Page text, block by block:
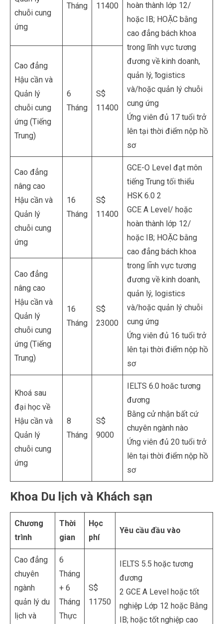
chuỗi cung
ứng
Tháng
11400
hoàn thành lớp 12/
hoặc IB; HOẶC bằng
cao đẳng bách khoa
trong lĩnh vực tương
đương về kinh doanh,
quản lý, ̃logistics
và/hoặc quản lý chuỗi
cung ứng
Ứng viên đủ 17 tuổi trở
lên tại thời điểm nộp hồ
sơ
Cao đẳng
Hậu cần và
Quản lý
chuỗi cung
ứng (Tiếng
Trung)
6
Tháng
S$
11400
Cao đẳng
nâng cao
Hậu cần và
Quản lý
chuỗi cung
ứng
16
Tháng
S$
11400
GCE-O Level đạt môn
tiếng Trung tối thiểu
HSK 6.0 2
GCE A Level/ hoặc
hoàn thành lớp 12/
hoặc IB; HOẶC bằng
cao đẳng bách khoa
trong lı̃nh vực tương
đương về kinh doanh,
quản lý, logistics
và/hoặc quản lý chuỗi
cung ứng
Ứng viên đủ 16 tuổi trở
lên tại thời điểm nộp hồ
sơ
Cao đẳng
nâng cao
Hậu cần và
Quản lý
chuỗi cung
ứng (Tiếng
Trung)
16
Tháng
S$
23000
Khoá sau
đại học về
Hậu cần và
Quản lý
chuỗi cung
ứng
8
Tháng
S$
9000
IELTS 6.0 hoăc tương
đương
Bằng cử nhận bất cứ
chuyên ngành nào
Ứng viên đủ 20 tuổi trở
lên tại thời điểm nộp hồ
sơ
Khoa Du lịch và Khách sạn
Chương
trình
Thời
gian
Học
phí
Yêu cầu đầu vào
Cao đẳng
chuyên
ngành
quản lý du
lịch và
6
Tháng
+ 6
Tháng
Thực
S$
11750
IELTS 5.5 hoặc tương
đương
2 GCE A Level hoặc tốt
nghiệp Lớp 12 hoặc Bằng
IB; hoặc tốt nghiệp cao